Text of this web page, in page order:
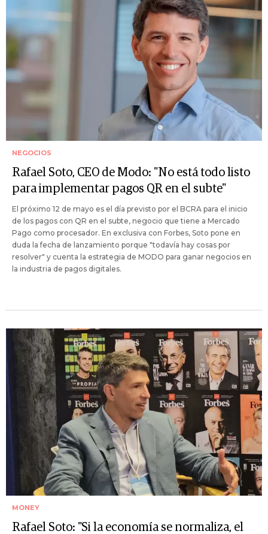
NEGOCIOS
Rafael Soto, CEO de Modo: "No está todo listo
para implementar pagos QR en el subte"
El próximo 12 de mayo es el día previsto por el BCRA para el inicio
de los pagos con QR en el subte, negocio que tiene a Mercado
Pago como procesador. En exclusiva con Forbes, Soto pone en
duda la fecha de lanzamiento porque "todavía hay cosas por
resolver" y cuenta la estrategia de MODO para ganar negocios en
la industria de pagos digitales.
MONEY
Rafael Soto: "Si la economía se normaliza, el